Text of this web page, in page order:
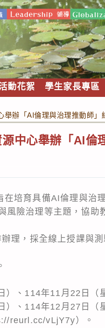
動花絮 學生家長專區
辦「AI倫理與治理推動師」
中心舉辦「AI倫
培育具備AI倫理與治
風險治理等主題，協助
理，採全線上授課與
、114年11月22日（
、114年12月27日（
reurl.cc/vLjY7y）。